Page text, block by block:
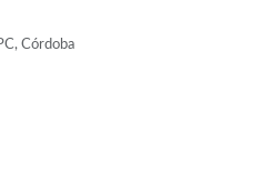
Córdoba